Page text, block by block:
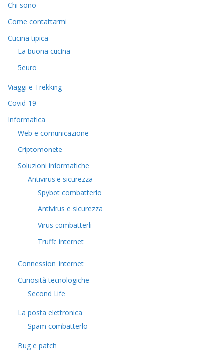
Chi sono
Come contattarmi
Cucina tipica
La buona cucina
5euro
Viaggi e Trekking
Covid-19
Informatica
Web e comunicazione
Criptomonete
Soluzioni informatiche
Antivirus e sicurezza
Spybot combatterlo
Antivirus e sicurezza
Virus combatterli
Truffe internet
Connessioni internet
Curiosità tecnologiche
​Second Life
La posta elettronica
Spam combatterlo
Bug e patch